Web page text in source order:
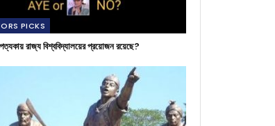
PICKS
রাজ্য বিশ্ববিদ্যালয়ের প্রয়োজন রয়েছে?